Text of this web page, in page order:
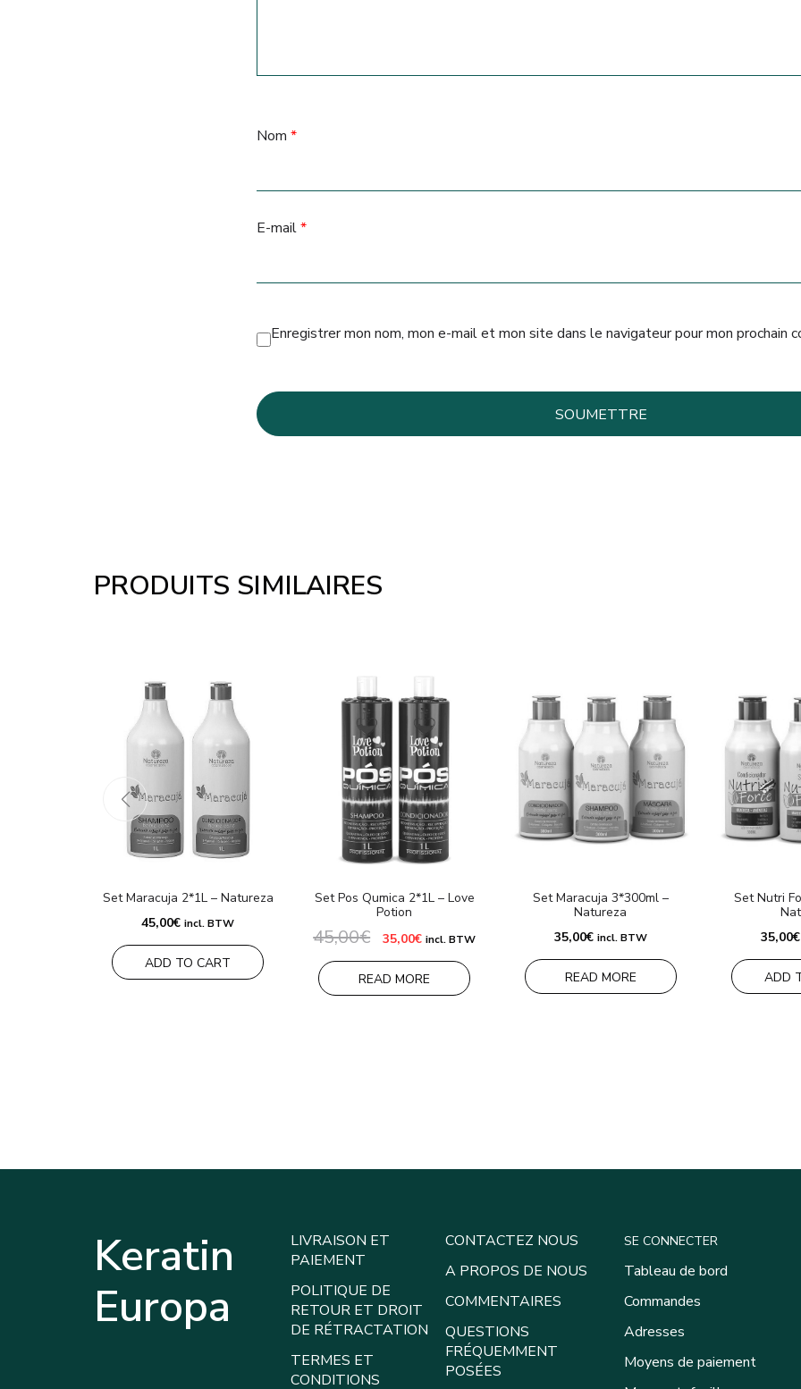
Nom *
E-mail*
Enregistrer mon nom, mon e-mail et mon site dans le navigateur pour mon prochain
PRODUITS SIMILAIRES
Set Maracuja 2*1L – Natureza
45,00€ incl. BTW
ADD TO CART
Set Pos Qumica 2*1L – Love
Potion
45,00€ Le
prix
initial
était :
35,00€Le
actuel
est :
35,00€.
incl. BTW
READ MORE
Set Maracuja 3*300ml –
Natureza
35,00€ incl. BTW
READ MORE
Set Nutri
35,00€
ADD
Keratin
Europa
LIVRAISON ET
PAIEMENT
POLITIQUE DE
RETOUR ET DROIT
DE RÉTRACTATION
TERMES ET
CONDITIONS
CONTACTEZ NOUS
A PROPOS DE NOUS
COMMENTAIRES
QUESTIONS
FRÉQUEMMENT
POSÉES
SE CONNECTER
Tableau de bord
Commandes
Adresses
Moyens de paiement